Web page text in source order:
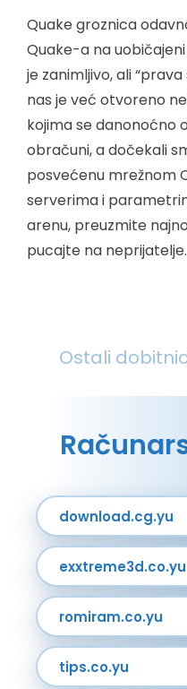
Quake groznica
Quake-a na
je zanimljivo, ali
nas je već otvoreno
kojima se danonoćno
obračuni, a dočekali
posvećenu mrežnom
serverima i
arenu, preuzmite
pucajte na
Ostali
download.cg.yu
exxtreme3d.co.yu
romiram.co.yu
tips.co.yu